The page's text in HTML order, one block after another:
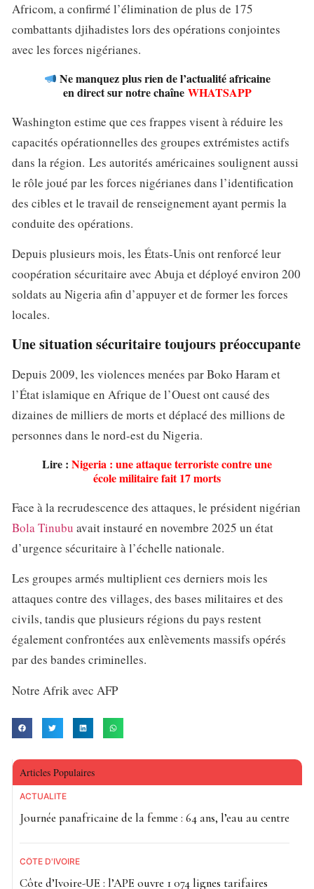
Africom, a confirmé l’élimination de plus de 175
combattants djihadistes lors des opérations conjointes
avec les forces nigérianes.
Ne manquez plus rien de l’actualité africaine
en direct sur notre chaîne WHATSAPP
Washington estime que ces frappes visent à réduire les
capacités opérationnelles des groupes extrémistes actifs
dans la région. Les autorités américaines soulignent aussi
le rôle joué par les forces nigérianes dans l’identification
des cibles et le travail de renseignement ayant permis la
conduite des opérations.
Depuis plusieurs mois, les États-Unis ont renforcé leur
coopération sécuritaire avec Abuja et déployé environ 200
soldats au Nigeria afin d’appuyer et de former les forces
locales.
Une situation sécuritaire toujours préoccupante
Depuis 2009, les violences menées par Boko Haram et
l’État islamique en Afrique de l’Ouest ont causé des
dizaines de milliers de morts et déplacé des millions de
personnes dans le nord-est du Nigeria.
Lire : Nigeria : une attaque terroriste contre une
école militaire fait 17 morts
Face à la recrudescence des attaques, le président nigérian
Bola Tinubu avait instauré en novembre 2025 un état
d’urgence sécuritaire à l’échelle nationale.
Les groupes armés multiplient ces derniers mois les
attaques contre des villages, des bases militaires et des
civils, tandis que plusieurs régions du pays restent
également confrontées aux enlèvements massifs opérés
par des bandes criminelles.
Notre Afrik avec AFP
Articles Populaires
ACTUALITE
Journée panafricaine de la femme : 64 ans, l’eau au centre
CÔTE D'IVOIRE
Côte d’Ivoire-UE : l’APE ouvre 1 074 lignes tarifaires